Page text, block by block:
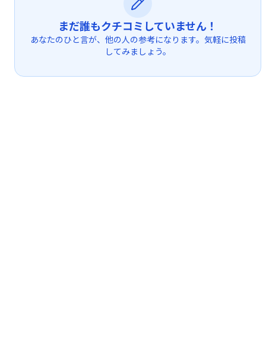
まだ誰もクチコミしていません！
あなたのひと言が、他の人の参考になります。気軽に投稿
してみましょう。